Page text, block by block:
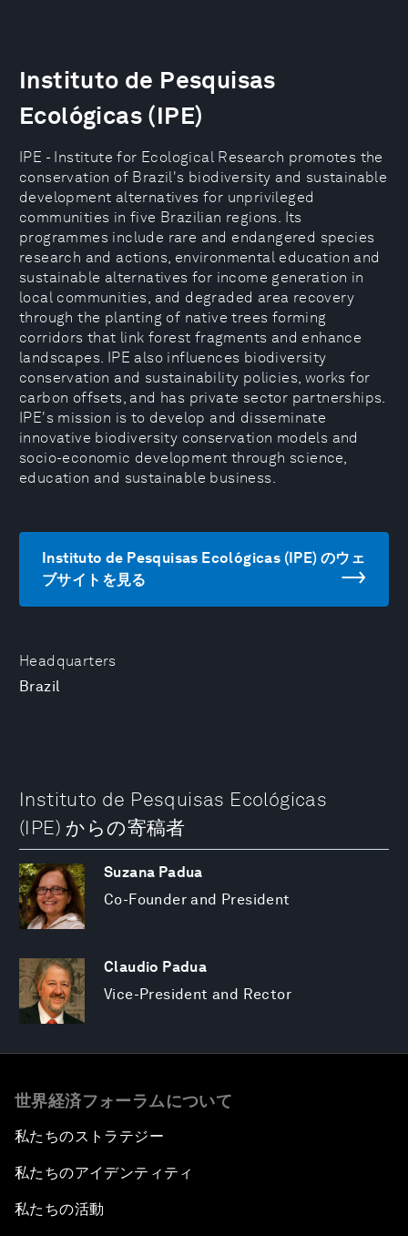
Headquarters
Brazil
Instituto de Pesquisas
Ecológicas (IPE)
IPE - Institute for Ecological Research promotes the
conservation of Brazil's biodiversity and sustainable
development alternatives for unprivileged
communities in five Brazilian regions. Its
programmes include rare and endangered species
research and actions, environmental education and
sustainable alternatives for income generation in
local communities, and degraded area recovery
through the planting of native trees forming
corridors that link forest fragments and enhance
landscapes. IPE also influences biodiversity
conservation and sustainability policies, works for
carbon offsets, and has private sector partnerships.
IPE's mission is to develop and disseminate
innovative biodiversity conservation models and
socio-economic development through science,
education and sustainable business.
Instituto de Pesquisas Ecológicas (IPE) のウェ
ブサイトを見る
Instituto de Pesquisas Ecológicas
(IPE) からの寄稿者
Suzana Padua
Co-Founder and President
Claudio Padua
Vice-President and Rector
世界経済フォーラムについて
私たちのストラテジー
私たちのアイデンティティ
私たちの活動